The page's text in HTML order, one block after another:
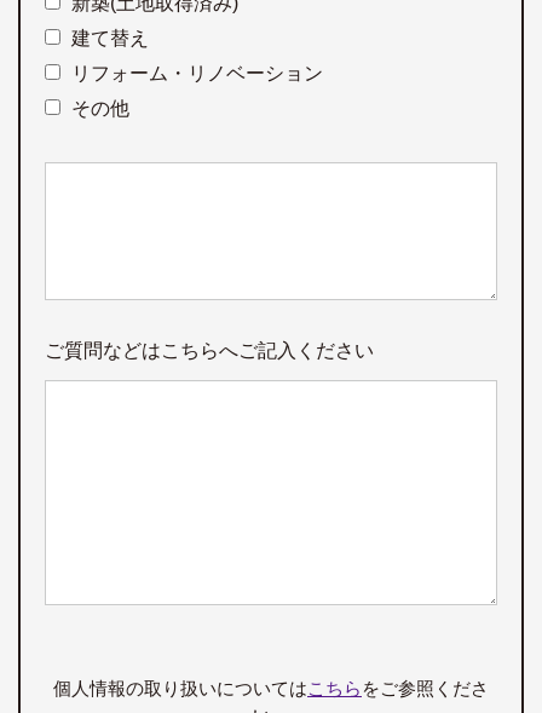
建て替え
リフォーム・リノベーション
その他
ご質問などはこちらへご記入ください
個人情報の取り扱いについてはこちら をご参照くださ